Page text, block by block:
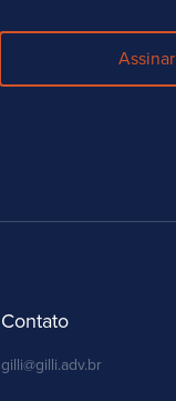
Assinar
Contato
gilli@gilli.adv.br